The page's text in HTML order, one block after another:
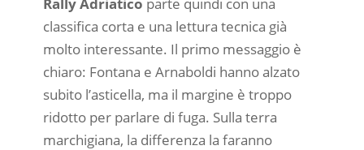
classifica corta e una lettura tecnica già
molto interessante. Il primo messaggio è
chiaro: Fontana e Arnaboldi hanno alzato
subito l’asticella, ma il margine è troppo
ridotto per parlare di fuga. Sulla terra
marchigiana, la differenza la faranno